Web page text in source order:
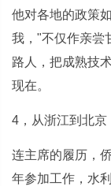
他对各地的政策
我，"不仅作亲尝
路人，把成熟技
现在。
4，从浙江到北京
连主席的履历，
年参加工作，水